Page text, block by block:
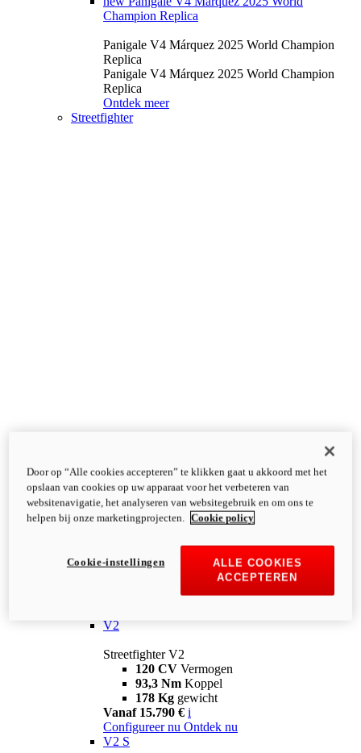
Champion Replica
Panigale V4 Márquez 2025 World Champion
Replica
Panigale V4 Márquez 2025 World Champion
Replica
Ontdek meer
Streetfighter
V2
Streetfighter V2
120 CV Vermogen
93,3 Nm Koppel
178 Kg gewicht
Vanaf 15.790 € i
Configureer nu Ontdek nu
V2 S
Door op “Alle cookies accepteren” te klikken gaat u akkoord met het
opslaan van cookies op uw apparaat voor het verbeteren van
websitenavigatie, het analyseren van websitegebruik en om ons te
helpen bij onze marketingprojecten.
Cookie policy
ALLE COOKIES
ACCEPTEREN
Cookie-instellingen